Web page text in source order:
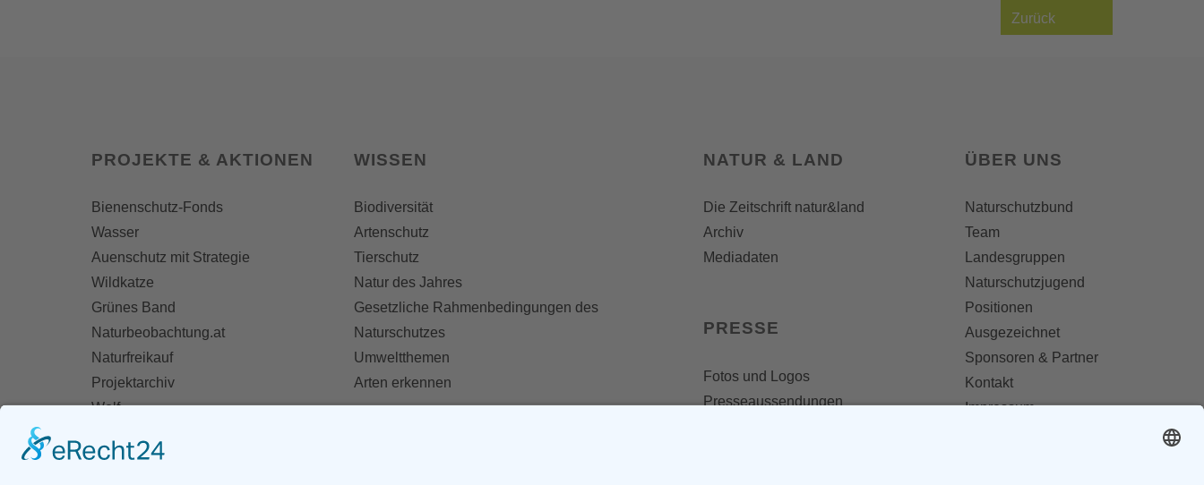
Zurück
PROJEKTE & AKTIONEN
Bienenschutz-Fonds
Wasser
Auenschutz mit Strategie
Wildkatze
Grünes Band
Naturbeobachtung.at
Naturfreikauf
Projektarchiv
Wolf
WISSEN
Biodiversität
Artenschutz
Tierschutz
Natur des Jahres
Gesetzliche Rahmenbedingungen des
Naturschutzes
Umweltthemen
Arten erkennen
NATUR & LAND
Die Zeitschrift natur&land
Archiv
Mediadaten
PRESSE
Fotos und Logos
Presseaussendungen
ÜBER UNS
Naturschutzbund
Team
Landesgruppen
Naturschutzjugend
Positionen
Ausgezeichnet
Sponsoren & Partner
Kontakt
Impressum